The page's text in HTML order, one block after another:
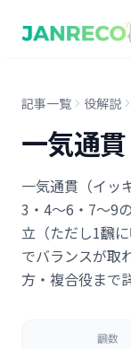
記事一覧 役解説
一気通貫
一気通貫（イッ
3・4〜6・7〜9
立（ただし1飜
でバランスが取
方・複合役まで
飜数